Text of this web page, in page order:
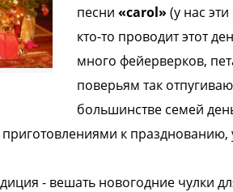
песни «carol» (у нас
кто-то проводит этот
много фейерверков,
поверьям так
большинстве семей
к
- вешать новогодние чулки